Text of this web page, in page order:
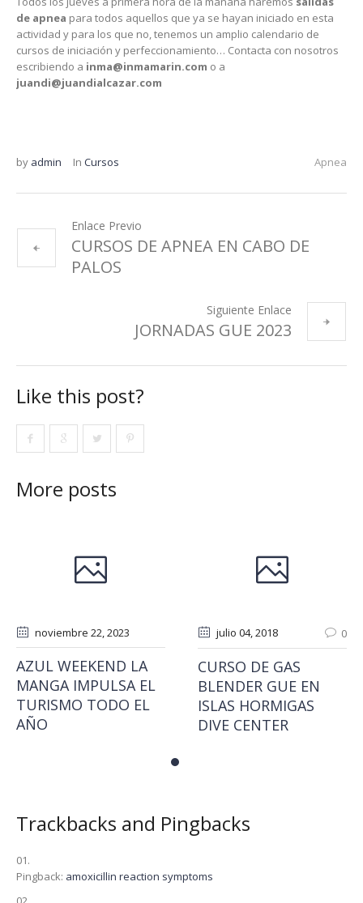
de apnea para todos aquellos que ya se hayan iniciado en esta
actividad y para los que no, tenemos un amplio calendario de
cursos de iniciación y perfeccionamiento… Contacta con nosotros
escribiendo a inma@inmamarin.com o a
juandi@juandialcazar.com
by admin In Cursos Apnea
Enlace Previo
CURSOS DE APNEA EN CABO DE
PALOS
Siguiente Enlace
JORNADAS GUE 2023
Like this post?
More posts
noviembre 22, 2023
AZUL WEEKEND LA
MANGA IMPULSA EL
TURISMO TODO EL
AÑO
julio 04, 2018 0
CURSO DE GAS
BLENDER GUE EN
ISLAS HORMIGAS
DIVE CENTER
Trackbacks and Pingbacks
Pingback: amoxicillin reaction symptoms